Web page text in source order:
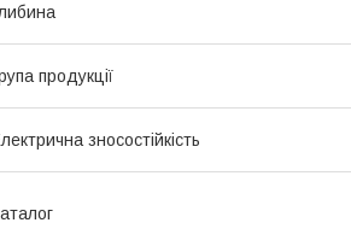
продукції
зносостійкість